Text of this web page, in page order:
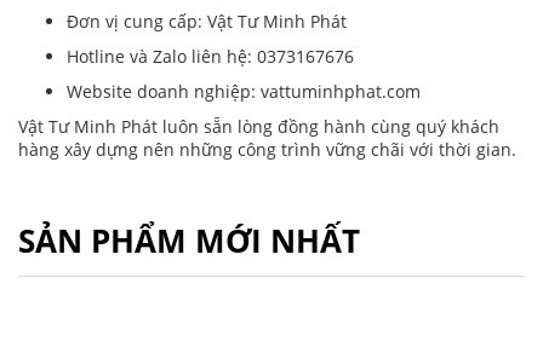
Đơn vị cung cấp: Vật Tư Minh Phát
Hotline và Zalo liên hệ: 0373167676
Website doanh nghiệp: vattuminhphat.com
Vật Tư Minh Phát luôn sẵn lòng đồng hành cùng quý khách
hàng xây dựng nên những công trình vững chãi với thời gian.
SẢN PHẨM MỚI NHẤT